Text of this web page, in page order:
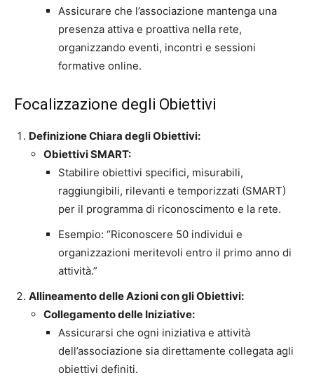
Assicurare che l’associazione mantenga una
presenza attiva e proattiva nella rete,
organizzando eventi, incontri e sessioni
formative online.
Focalizzazione degli Obiettivi
Definizione Chiara degli Obiettivi:
Obiettivi SMART:
Stabilire obiettivi specifici, misurabili,
raggiungibili, rilevanti e temporizzati (SMART)
per il programma di riconoscimento e la rete.
Esempio: “Riconoscere 50 individui e
organizzazioni meritevoli entro il primo anno di
attività.”
Allineamento delle Azioni con gli Obiettivi:
Collegamento delle Iniziative:
Assicurarsi che ogni iniziativa e attività
dell’associazione sia direttamente collegata agli
obiettivi definiti.